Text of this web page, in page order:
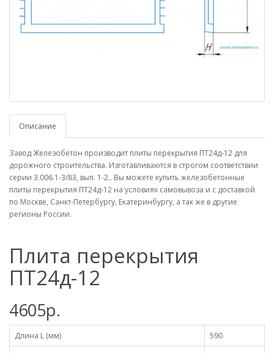
Описание
Завод Железобетон производит плиты перекрытия ПТ24д-12 для
дорожного строительства. Изготавливаются в строгом соответствии
серии 3.006.1-3/83, вып. 1-2.. Вы можете купить железобетонные
плиты перекрытия ПТ24д-12 на условиях самовывоза и с доставкой
по Москве, Санкт-Петербургу, Екатеринбургу, а так же в другие
регионы России.
Плита перекрытия
ПТ24д-12
4605р.
Длина L (мм)
590